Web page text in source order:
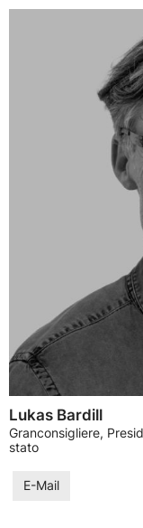
Lukas Bardill
Granconsigliere,
stato
E-Mail